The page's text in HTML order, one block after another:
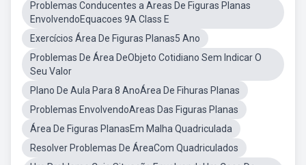
Problemas Conducentes a Areas De Figuras Planas
EnvolvendoEquacoes 9A Class E
Exercícios Área De Figuras Planas5 Ano
Problemas De Área DeObjeto Cotidiano Sem Indicar O
Seu Valor
Plano De Aula Para 8 AnoÁrea De Fihuras Planas
Problemas EnvolvendoAreas Das Figuras Planas
Área De Figuras PlanasEm Malha Quadriculada
Resolver Problemas De ÁreaCom Quadriculados